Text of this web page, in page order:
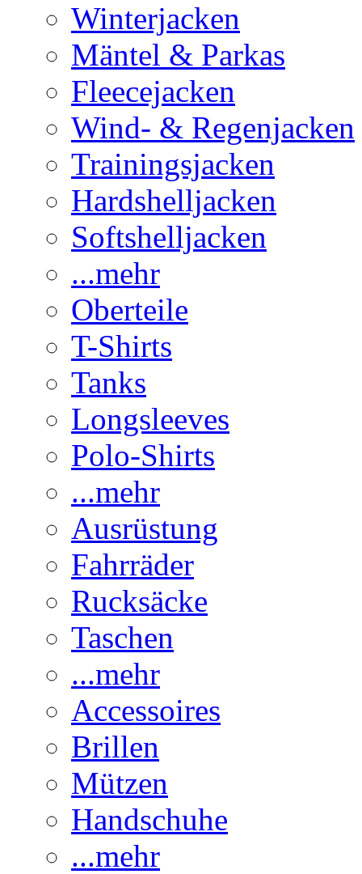
Winterjacken
Mäntel & Parkas
Fleecejacken
Wind- & Regenjacken
Trainingsjacken
Hardshelljacken
Softshelljacken
...mehr
Oberteile
T-Shirts
Tanks
Longsleeves
Polo-Shirts
...mehr
Ausrüstung
Fahrräder
Rucksäcke
Taschen
...mehr
Accessoires
Brillen
Mützen
Handschuhe
...mehr